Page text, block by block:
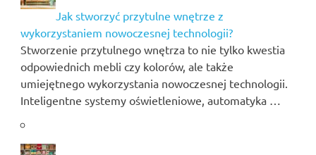
Jak stworzyć przytulne wnętrze z
wykorzystaniem nowoczesnej technologii?
Stworzenie przytulnego wnętrza to nie tylko kwestia
odpowiednich mebli czy kolorów, ale także
umiejętnego wykorzystania nowoczesnej technologii.
Inteligentne systemy oświetleniowe, automatyka …